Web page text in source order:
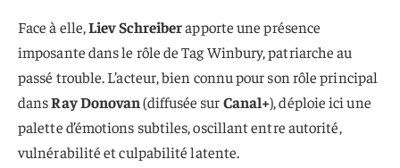
Face à elle,Liev Schreiberapporte une présence
imposante dans le rôle de Tag Winbury, patriarche au
passé trouble. L’acteur, bien connu pour son rôle principal
dansRay Donovan(diffusée surCanal+), déploie ici une
palette d’émotions subtiles, oscillant entre autorité,
vulnérabilité et culpabilité latente.